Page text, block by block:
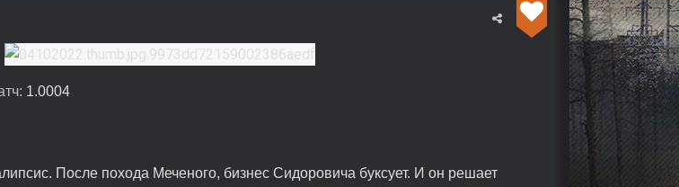
1.0004
После похода Меченого, бизнес Сидоровича буксует. И он решает